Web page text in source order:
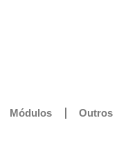
Módulos Outros